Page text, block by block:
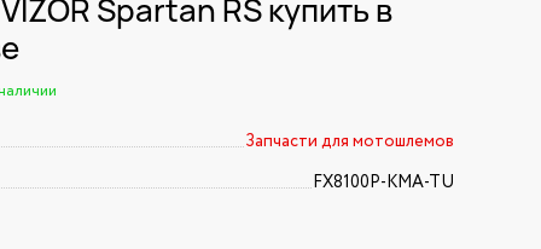
Spartan RS купить в
Запчасти для мотошлемов
FX8100P-KMA-TU